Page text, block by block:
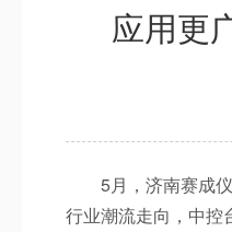
应用更
5月，济南赛成仪
行业潮流走向，中控